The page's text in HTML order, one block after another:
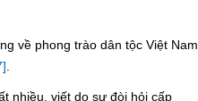
về phong trào dân tộc Việt Nam
nhiều, viết do sự đòi hỏi cấp